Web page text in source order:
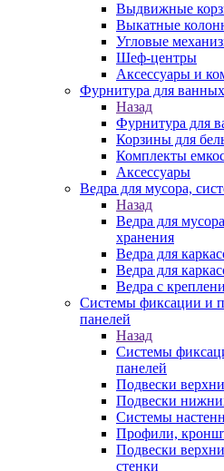
Выдвижные
Выкатные
Угловые
Шеф-центры
Аксессуары и
Фурнитура для
Назад
Фурнитура для
Корзины для
Комплекты
Аксессуары
Ведра для мусора,
Назад
Ведра для
хранения
Ведра для
Ведра для
Ведра с
Системы фиксации и
панелей
Назад
Системы
панелей
Подвески
Подвески
Системы
Профили,
Подвески
стенки